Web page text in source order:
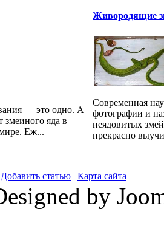
— это одно. А
змеиного яда в
Еж...
Живородящие
Современная
фотографии и
неядовитых
прекрасно
Добавить статью Карта сайта
by